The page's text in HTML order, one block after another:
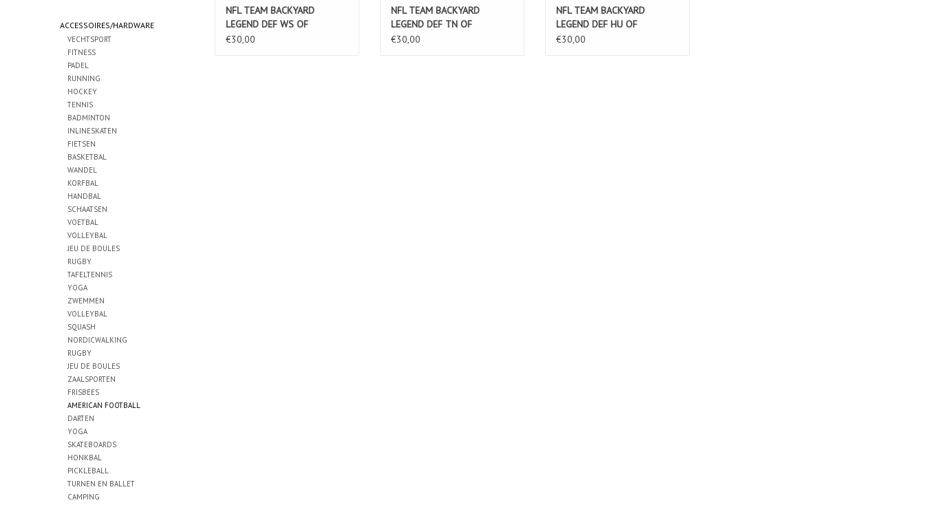
ACCESSOIRES/HARDWARE
VECHTSPORT
FITNESS
PADEL
RUNNING
HOCKEY
TENNIS
BADMINTON
INLINESKATEN
FIETSEN
BASKETBAL
WANDEL
KORFBAL
HANDBAL
SCHAATSEN
VOETBAL
VOLLEYBAL
JEU DE BOULES
RUGBY
TAFELTENNIS
YOGA
ZWEMMEN
VOLLEYBAL
SQUASH
NORDICWALKING
RUGBY
JEU DE BOULES
ZAALSPORTEN
FRISBEES
AMERICAN FOOTBALL
DARTEN
YOGA
SKATEBOARDS
HONKBAL
PICKLEBALL
TURNEN EN BALLET
CAMPING
NFL TEAM BACKYARD
LEGEND DEF WS OF
€30,00
NFL TEAM BACKYARD
LEGEND DEF TN OF
€30,00
NFL TEAM BACKYARD
LEGEND DEF HU OF
€30,00